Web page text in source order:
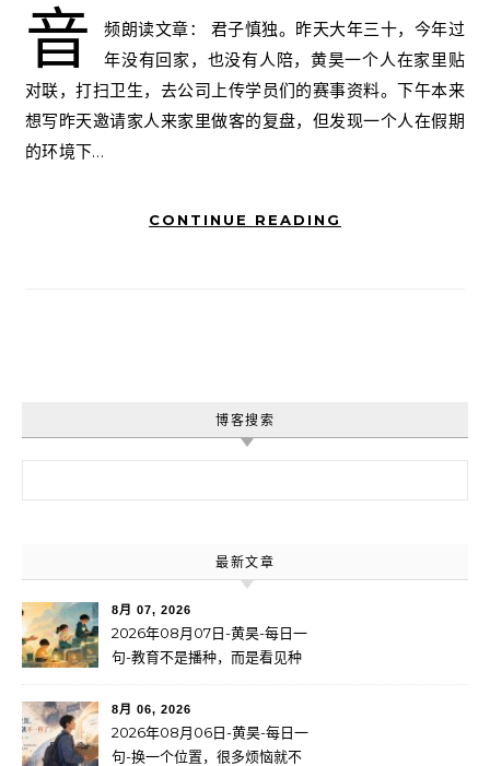
音
频朗读文章： 君子慎独。昨天大年三十，今年过
年没有回家，也没有人陪，黄昊一个人在家里贴
对联，打扫卫生，去公司上传学员们的赛事资料。下午本来
想写昨天邀请家人来家里做客的复盘，但发现一个人在假期
的环境下…
CONTINUE READING
博客搜索
最新文章
8月 07, 2026
2026年08月07日-黄昊-每日一
句-教育不是播种，而是看见种
8月 06, 2026
2026年08月06日-黄昊-每日一
句-换一个位置，很多烦恼就不